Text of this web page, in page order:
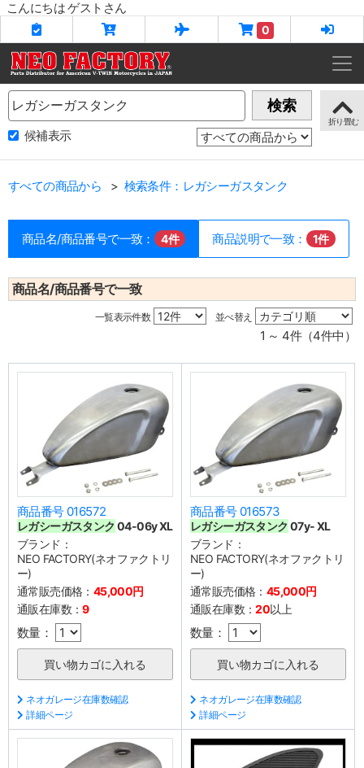
こんにちは ゲストさん
0
Name 検索
候補表示
すべての商品から 検索条件：レガシーガスタンク
商品名/商品番号で一致： 4件 商品説明で一致： 1件
商品名/商品番号で一致
一覧表示件数 並べ替え
1 ～ 4件（4件中）
商品番号 016572
レガシーガスタンク 04-06y XL
ブランド：
NEO FACTORY(ネオファクトリ
ー)
通常販売価格： 45,000円
通販在庫数：9
数量：
ネオガレージ在庫数確認
詳細ページ
商品番号 016573
レガシーガスタンク 07y- XL
ブランド：
NEO FACTORY(ネオファクトリ
ー)
通常販売価格： 45,000円
通販在庫数：20以上
数量：
ネオガレージ在庫数確認
詳細ページ